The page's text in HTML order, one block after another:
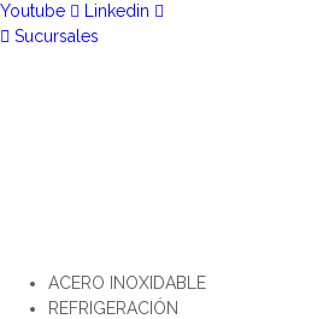
Youtube
Linkedin
Sucursales
ACERO INOXIDABLE
REFRIGERACIÓN